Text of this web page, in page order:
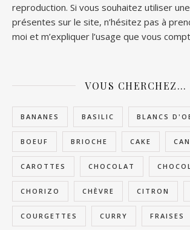
reproduction. Si vous souhaitez utiliser
présentes sur le site, n’hésitez pas à
moi et m’expliquer l’usage que vous
VOUS CHERCHEZ…
BANANES BASILIC BLANCS
BOEUF BRIOCHE CAKE
CAROTTES CHOCOLAT
CHORIZO CHÈVRE CITRON
COURGETTES CURRY FRAISES